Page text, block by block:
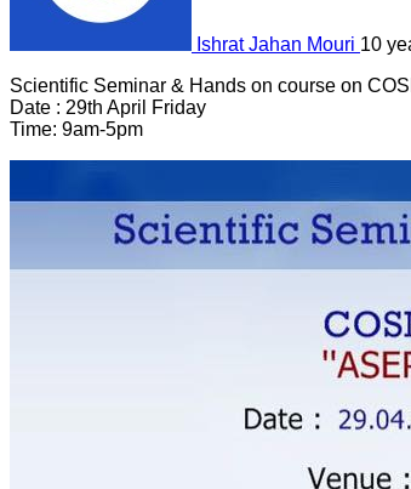
Ishrat Jahan Mouri 10
Scientific Seminar & Hands on course on
Date : 29th April Friday
Time: 9am-5pm